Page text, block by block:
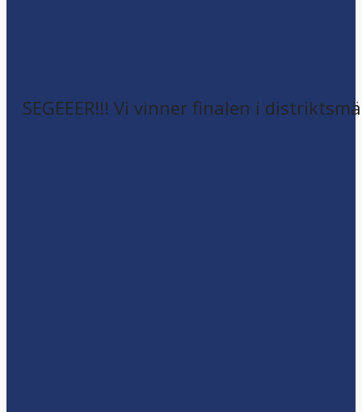
SEGEEER!!! Vi vinner finalen i